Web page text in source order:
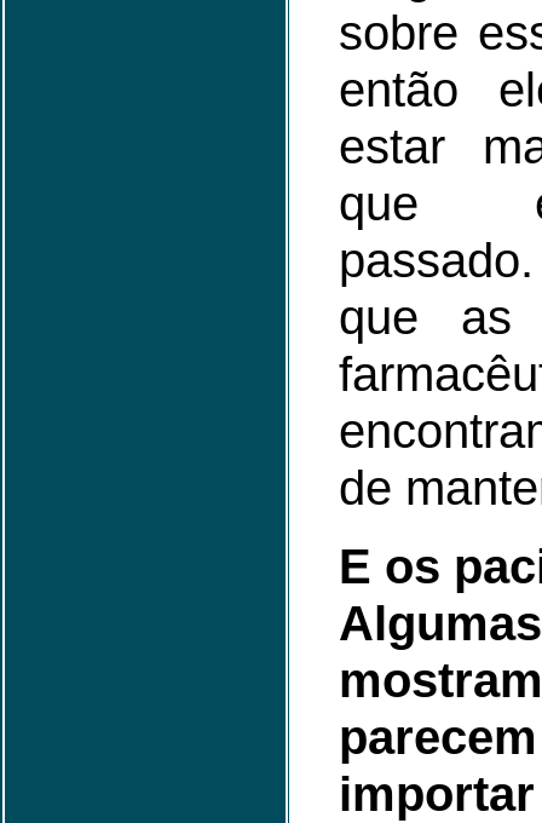
sobre
então
estar
que
que as
de
E os